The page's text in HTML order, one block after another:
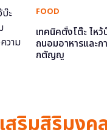
FOOD
เทคนิคตั้งโต๊ะ ไห
ถนอมอาหารและ
กตัญญู
เสริมสิริมงค